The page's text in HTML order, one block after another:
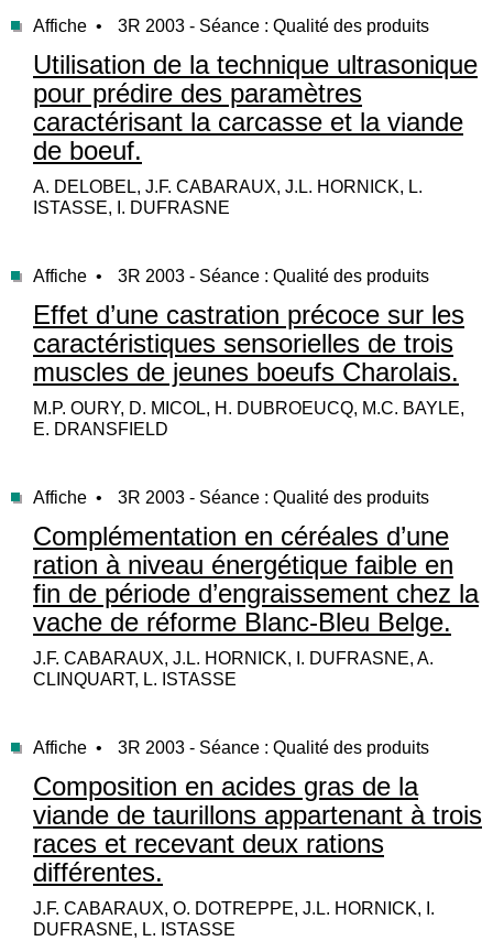
Affiche • 3R 2003 - Séance : Qualité des produits
Utilisation de la technique ultrasonique
pour prédire des paramètres
caractérisant la carcasse et la viande
de boeuf.
A. DELOBEL, J.F. CABARAUX, J.L. HORNICK, L.
ISTASSE, I. DUFRASNE
Affiche • 3R 2003 - Séance : Qualité des produits
Effet d’une castration précoce sur les
caractéristiques sensorielles de trois
muscles de jeunes boeufs Charolais.
M.P. OURY, D. MICOL, H. DUBROEUCQ, M.C. BAYLE,
E. DRANSFIELD
Affiche • 3R 2003 - Séance : Qualité des produits
Complémentation en céréales d’une
ration à niveau énergétique faible en
fin de période d’engraissement chez la
vache de réforme Blanc-Bleu Belge.
J.F. CABARAUX, J.L. HORNICK, I. DUFRASNE, A.
CLINQUART, L. ISTASSE
Affiche • 3R 2003 - Séance : Qualité des produits
Composition en acides gras de la
viande de taurillons appartenant à trois
races et recevant deux rations
différentes.
J.F. CABARAUX, O. DOTREPPE, J.L. HORNICK, I.
DUFRASNE, L. ISTASSE